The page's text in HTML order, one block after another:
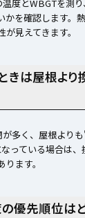
度とWBGTを測
かを確認します。
見えてきます。
きは屋根より
が多く、屋根より
っている場合は、
ます。
優先順位は